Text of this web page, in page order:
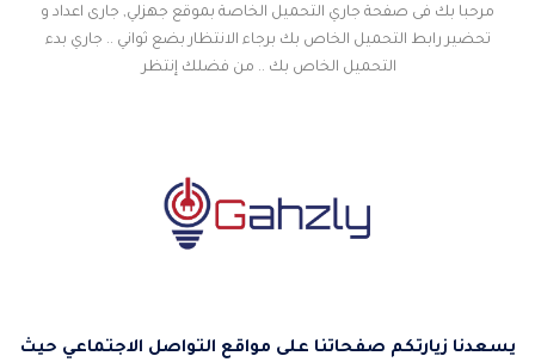
مرحبا بك فى صفحة جاري التحميل الخاصة بموقع جهزلي, جارى اعداد و
تحضير رابط التحميل الخاص بك برجاء الانتظار بضع ثواني .. جاري بدء
التحميل الخاص بك .. من فضلك إنتظر
يسعدنا زيارتكم صفحاتنا على مواقع التواصل الاجتماعي حيث